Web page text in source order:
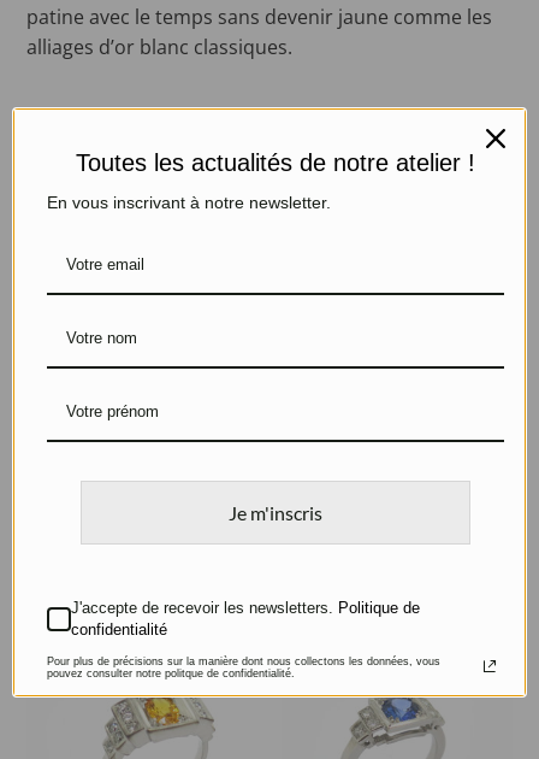
patine avec le temps sans devenir jaune comme les
alliages d’or blanc classiques.
Diamant de centre : 0.29 carat. Couleur J. Pureté
pierre de centre.
Toutes les actualités de notre atelier !
En vous inscrivant à notre newsletter.
Je m'inscris
J'accepte de recevoir les newsletters. Politique de
confidentialité
Pour plus de précisions sur la manière dont nous collectons les données, vous
pouvez consulter notre politque de confidentialité.